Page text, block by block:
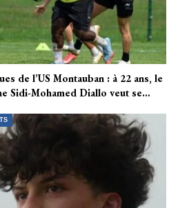
de l’US Montauban : à 22 ans, le
Sidi-Mohamed Diallo veut se…